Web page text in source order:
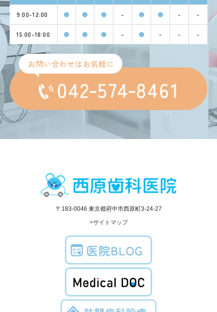
9:00-12:00 ● ● ● - ● ● - -
15:00-18:00 ● ● ● - ● - - -
〒183-0046 東京都府中市西原町3-24-27
>サイトマップ